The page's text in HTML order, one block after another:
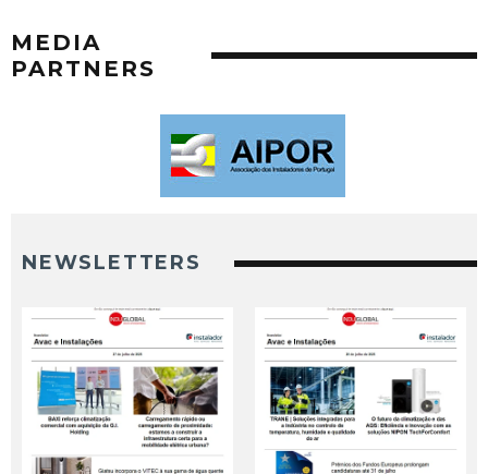
MEDIA
PARTNERS
NEWSLETTERS